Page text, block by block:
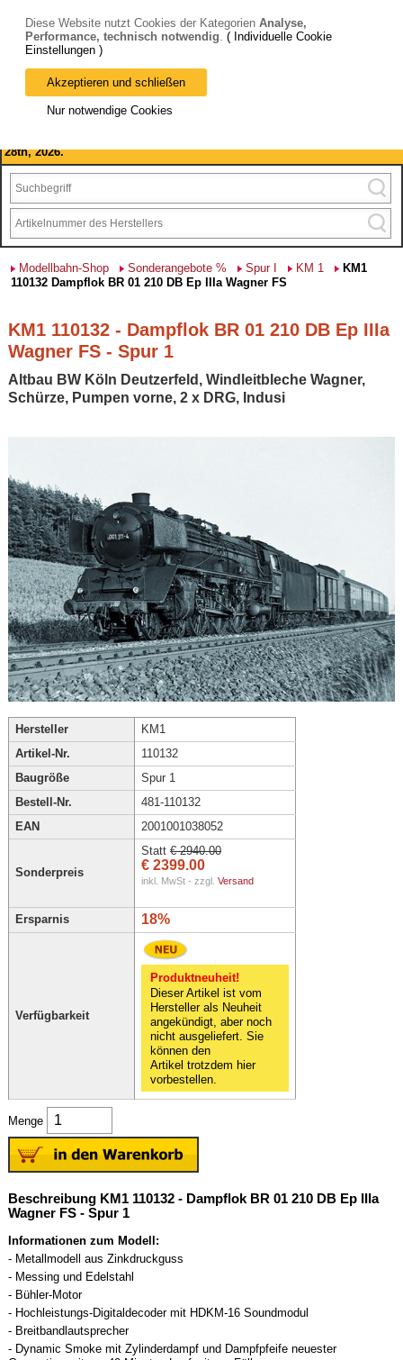
Bitte beachten Sie: wir machen Betriebsferien, vom 03. bis 28.
August 2026 haben wir geschlossen.
28th, 2026.
Modellbahn-Shop Sonderangebote % Spur I KM 1
KM1
110132 Dampflok BR 01 210 DB Ep IIIa Wagner FS
KM1 110132 - Dampflok BR 01 210 DB Ep IIIa
Wagner FS - Spur 1
Altbau BW Köln Deutzerfeld, Windleitbleche Wagner,
Schürze, Pumpen vorne, 2 x DRG, Indusi
Hersteller
KM1
Artikel-Nr.
110132
Baugröße
Spur 1
Bestell-Nr.
481-110132
EAN
2001001038052
Sonderpreis
Statt € 2940.00
€ 2399.00
inkl. MwSt - zzgl. Versand
Ersparnis 18%
Verfügbarkeit
Produktneuheit!
Dieser Artikel ist vom
Hersteller als Neuheit
angekündigt, aber noch
nicht ausgeliefert. Sie
können den
Artikel trotzdem hier
vorbestellen.
Menge
Beschreibung KM1 110132 - Dampflok BR 01 210 DB Ep IIIa
Wagner FS - Spur 1
Informationen zum Modell:
- Metallmodell aus Zinkdruckguss
- Messing und Edelstahl
- Bühler-Motor
- Hochleistungs-Digitaldecoder mit HDKM-16 Soundmodul
- Breitbandlautsprecher
- Dynamic Smoke mit Zylinderdampf und Dampfpfeife neuester
Diese Website nutzt Cookies der Kategorien Analyse,
Performance, technisch notwendig. ( Individuelle Cookie
Einstellungen )
Akzeptieren und schließen
Nur notwendige Cookies